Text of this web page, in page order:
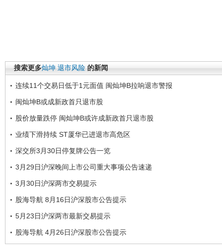
搜索更多灿坤 退市风险 的新闻
连续11个交易日低于1元面值 闽灿坤B拉响退市警报
闽灿坤B或成新政首只退市股
股价放量跌停 闽灿坤B或许成新政首只退市股
业绩下滑持续 ST厦华已进退市高危区
深交所3月30日停复牌公告一览
3月29日沪深晚间上市公司重大事项公告速递
3月30日沪深两市交易提示
股海导航 8月16日沪深股市公告提示
5月23日沪深两市最新交易提示
股海导航 4月26日沪深股市公告提示